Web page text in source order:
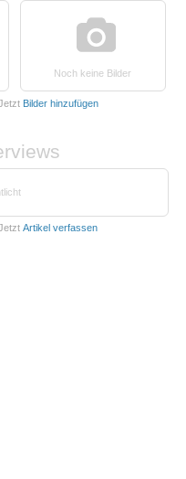
Noch keine Bilder
Bilder hinzufügen
Artikel verfassen